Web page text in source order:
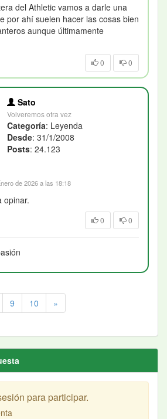
del Athletic vamos a darle una
por ahí suelen hacer las cosas bien
aunque últimamente
0 0
Sato
Volveremos otra vez
Categoría: Leyenda
Desde: 31/1/2008
Posts: 24.123
de 2026 a las 18:18
opinar.
0 0
9 10 »
para participar.